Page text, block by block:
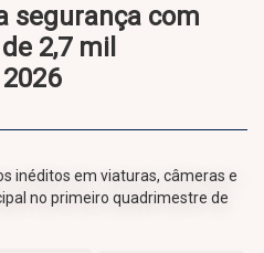
segurança com
2,7 mil
inéditos em viaturas, câmeras e
no primeiro quadrimestre de